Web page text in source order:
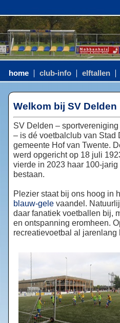
home club-info elftallen
Welkom bij SV Delden
SV Delden –
– is dé voetbalclub van Stad
gemeente Hof van Twente.
werd opgericht op 18 juli
vierde in 2023 haar 100-jarig
bestaan.
Plezier staat bij ons hoog in
blauw-gele vaandel.
daar fanatiek voetballen bij,
en ontspanning eromheen.
recreatievoetbal al jarenlang